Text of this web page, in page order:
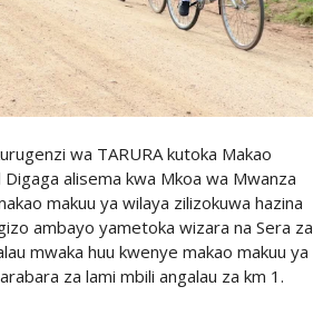
wa TARURA kutoka Makao
Digaga alisema kwa Mkoa wa Mwanza
makuu ya wilaya zilizokuwa hazina
ambayo yametoka wizara na Sera za
mwaka huu kwenye makao makuu ya
za lami mbili angalau za km 1.